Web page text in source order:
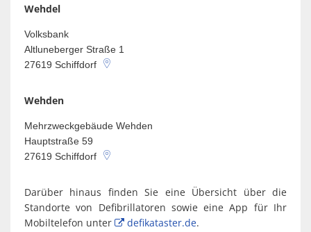
Wehdel
Volksbank
Altluneberger Straße 1
27619 Schiffdorf
Wehden
Mehrzweckgebäude Wehden
Hauptstraße 59
27619 Schiffdorf
Darüber hinaus finden Sie eine Übersicht über die
Standorte von Defibrillatoren sowie eine App für Ihr
Mobiltelefon unter
defikataster.de.